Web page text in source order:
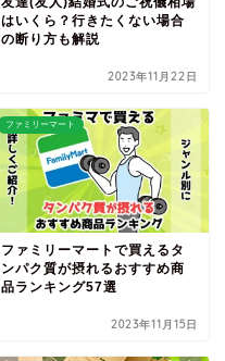
はいくら？行きたくない場合
の断り方も解説
2023年11月22日
ファミリーマート
ファミリーマートで買えるタ
ンパク質が摂れるおすすめ商
品ランキング57選
2023年11月15日